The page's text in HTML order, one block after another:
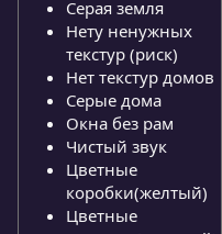
Серая земля
Нету ненужных
текстур (риск)
Нет текстур домов
Серые дома
Окна без рам
Чистый звук
Цветные
коробки(желтый)
Цветные